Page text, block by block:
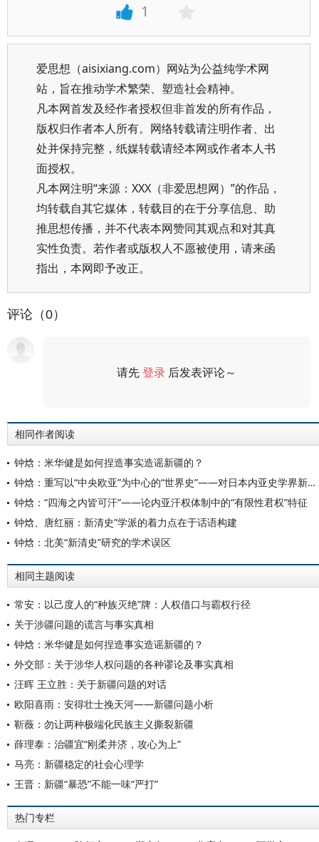
1
爱思想（aisixiang.com）网站为公益纯学术网
站，旨在推动学术繁荣、塑造社会精神。
凡本网首发及经作者授权但非首发的所有作品，
版权归作者本人所有。网络转载请注明作者、出
处并保持完整，纸媒转载请经本网或作者本人书
面授权。
凡本网注明“来源：XXX（非爱思想网）”的作品，
均转载自其它媒体，转载目的在于分享信息、助
推思想传播，并不代表本网赞同其观点和对其真
实性负责。若作者或版权人不愿被使用，请来函
指出，本网即予改正。
评论（0）
请先登录 后发表评论～
相同作者阅读
钟焓：米华健是如何捏造事实造谣新疆的？
钟焓：重写以“中央欧亚”为中心的“世界史”——对日本内亚史学界新近动向的剖析
钟焓：“四海之内皆可汗”——论内亚汗权体制中的“有限性君权”特征
钟焓、唐红丽：新清史”学派的着力点在于话语构建
钟焓：北美“新清史”研究的学术误区
相同主题阅读
常安：以己度人的“种族灭绝”牌：人权借口与霸权行径
关于涉疆问题的谎言与事实真相
钟焓：米华健是如何捏造事实造谣新疆的？
外交部：关于涉华人权问题的各种谬论及事实真相
汪晖 王立胜：关于新疆问题的对话
欧阳喜雨：安得壮士挽天河——新疆问题小析
靳薇：勿让两种极端化民族主义撕裂新疆
薛理泰：治疆宜“刚柔并济，攻心为上”
马亮：新疆稳定的社会心理学
王晋：新疆“暴恐”不能一味“严打”
热门专栏